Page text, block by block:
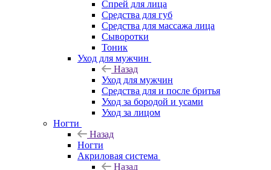
Спрей для лица
Средства для губ
Средства для массажа лица
Сыворотки
Тоник
Уход для мужчин
Назад
Уход для мужчин
Средства для и после бритья
Уход за бородой и усами
Уход за лицом
Ногти
Назад
Ногти
Акриловая система
Назад